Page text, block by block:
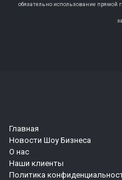
обязательно использование прямой
Главная
Новости Шоу Бизнеса
О нас
Наши клиенты
Политика